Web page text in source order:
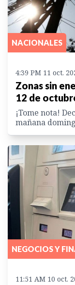
NACIONALES
4:39 PM 11 oct.
Zonas sin
12 de
¡Tome nota!
mañana
NEGOCIOS Y
11:51 AM 10 oct.